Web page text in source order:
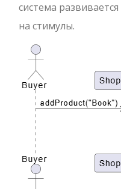
система
на стимулы.